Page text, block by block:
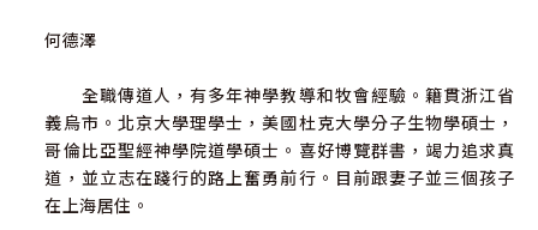
有助益的批評，這全然出於友誼的饋贈，我實在難以有適當
本書的每一位讀者，他們都不吝接受一個事實，那就是：作
為一個在城市繁忙的牧師，每天隨時面臨各種需要；我就是
在這種情況下，展開了這本書的編寫工作，讀者們無疑會在
書中發現一些缺陷，但請諒解這些缺陷乃歸因於上述的處
境。
何德澤
全職傳道人，有多年神學教導和牧會經驗。籍貫浙江省
義烏市。北京大學理學士，美國杜克大學分子生物學碩士，
哥倫比亞聖經神學院道學碩士。喜好博覽群書，竭力追求真
道，並立志在踐行的路上奮勇前行。目前跟妻子並三個孩子
在上海居住。